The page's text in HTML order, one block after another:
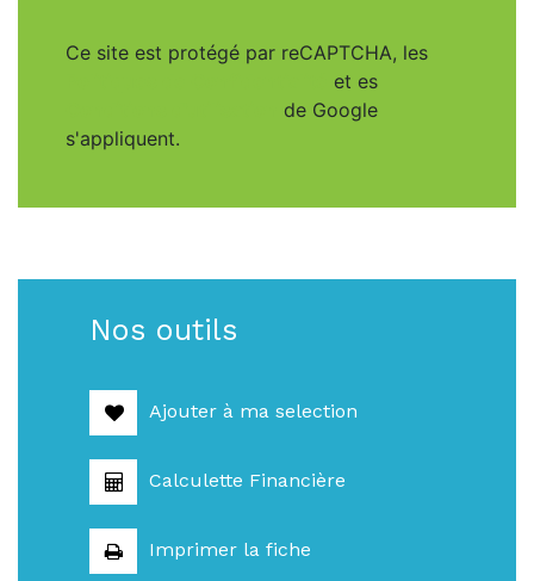
Ce site est protégé par reCAPTCHA, les
et es
de Google
s'appliquent.
Nos outils
Ajouter à ma selection
Calculette Financière
Imprimer la fiche